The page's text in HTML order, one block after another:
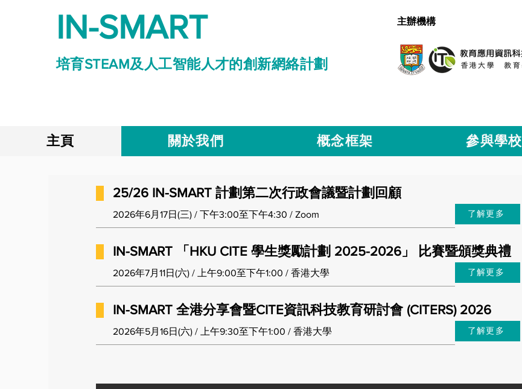
IN-SMART
培育STEAM及人工智能人才的創新網絡計劃
主辦機構
主頁 關於我們 概念框架 參與學校
25/26 IN-SMART 計劃第二次行政會議暨計劃回顧
2026年6月17日(三) / 下午3:00至下午4:30 / Zoom 了解更多
IN-SMART 「HKU CITE 學生獎勵計劃 2025-2026」 比賽暨頒獎典禮
2026年7月11日(六) / 上午9:00至下午1:00 / 香港大學 了解更多
IN-SMART 全港分享會暨CITE資訊科技教育研討會 (CITERS) 2026
2026年5月16日(六) / 上午9:30至下午1:00 / 香港大學 了解更多